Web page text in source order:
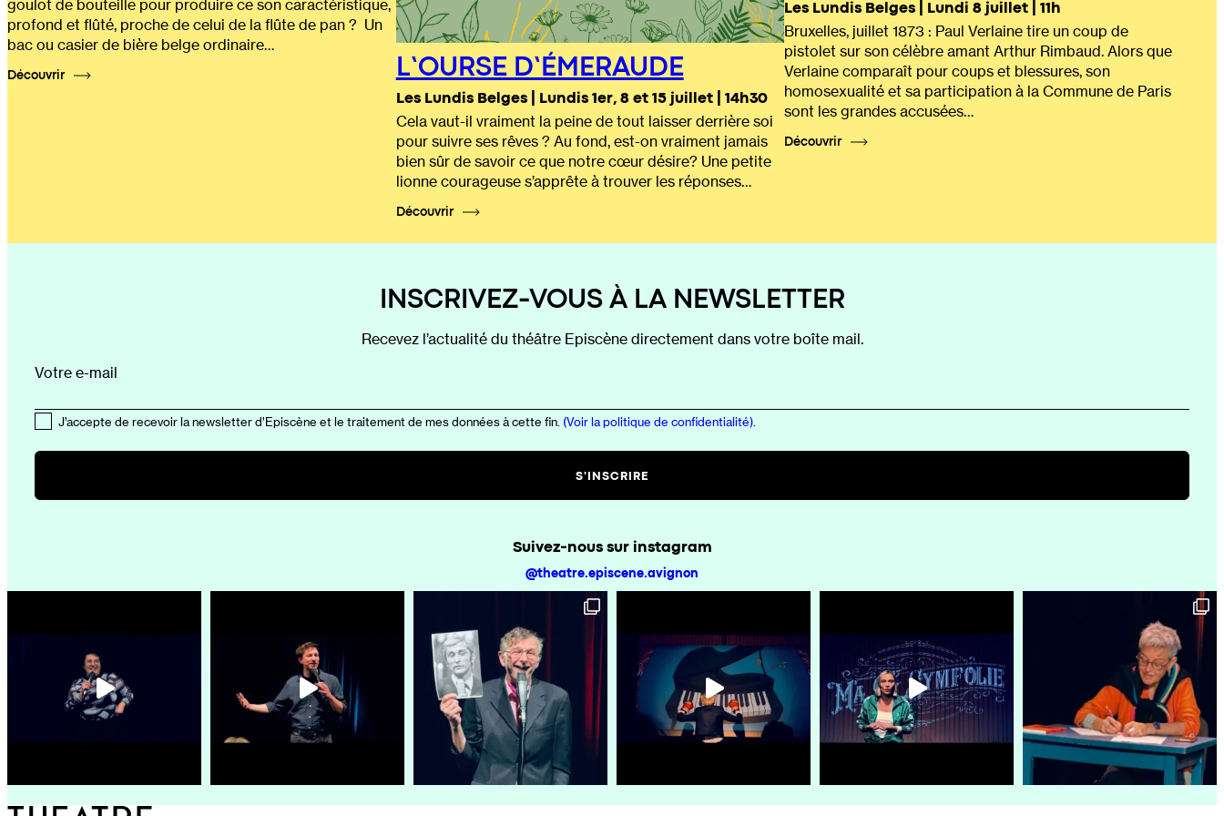
goulot de bouteille pour produire ce son caractéristique,
profond et flûté, proche de celui de la flûte de pan ? Un
bac ou casier de bière belge ordinaire…
Découvrir L’OURSE D’ÉMERAUDE
Les Lundis Belges | Lundis 1er, 8 et 15 juillet | 14h30
Cela vaut-il vraiment la peine de tout laisser derrière soi
pour suivre ses rêves ? Au fond, est-on vraiment jamais
bien sûr de savoir ce que notre cœur désire? Une petite
lionne courageuse s’apprête à trouver les réponses…
Découvrir
Les Lundis Belges | Lundi 8 juillet | 11h
Bruxelles, juillet 1873 : Paul Verlaine tire un coup de
pistolet sur son célèbre amant Arthur Rimbaud. Alors que
Verlaine comparaît pour coups et blessures, son
homosexualité et sa participation à la Commune de Paris
sont les grandes accusées…
Découvrir
INSCRIVEZ-VOUS À LA NEWSLETTER
Recevez l’actualité du théâtre Episcène directement dans votre boîte mail.
Votre e-mail
J’accepte de recevoir la newsletter d’Episcène et le traitement de mes données à cette fin. (Voir la politique de confidentialité)
Suivez-nous sur instagram
@theatre.episcene.avignon